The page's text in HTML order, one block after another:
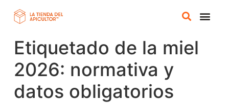
Etiquetado de la miel
2026: normativa y
datos obligatorios